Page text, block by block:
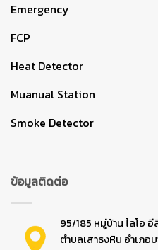
Emergency
FCP
Heat Detector
Muanual Station
Smoke Detector
ข้อมูลติดต่อ
95/185 หมู่บ้าน ไลโอ
ตำบลเสาธงหิน อำเภอ